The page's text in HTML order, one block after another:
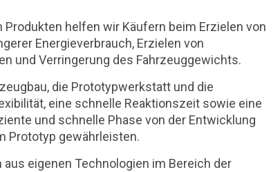
helfen wir Käufern beim Erzielen von
Energieverbrauch, Erzielen von
und Verringerung des Fahrzeuggewichts.
die Prototypwerkstatt und die
eine schnelle Reaktionszeit sowie eine
und schnelle Phase von der Entwicklung
Prototyp gewährleisten.
aus eigenen Technologien im Bereich der